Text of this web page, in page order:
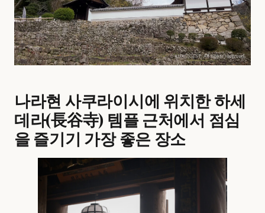
나라현 사쿠라이시에 위치한 하세
데라(長谷寺) 템플 근처에서 점심
을 즐기기 가장 좋은 장소